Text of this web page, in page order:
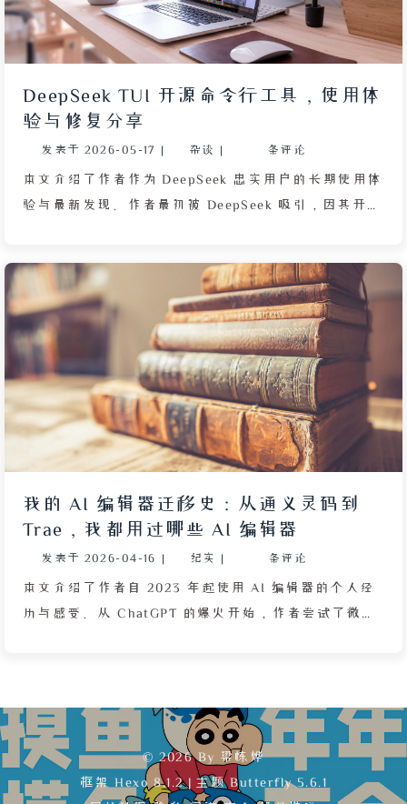
DeepSeek TUI 开源命令行工具，使用体
验与修复分享
发表于 2026-05-17 | 杂谈 | 条评论
本文介绍了作者作为 DeepSeek 忠实用户的长期使用体
验与最新发现。作者最初被 DeepSeek 吸引，因其开源
更为灵活。近期因 Trae 引入高价排队机制而放弃使
用，转而重新关注 iFlow CLI 但渴望更优的开源替代
品。在社交媒体上发现由非专业出身的开发者 Hunter
Bown 创建的 DeepSeek TUI，这是一款开源社区出品
的命令行 Agent 工具。安装通过 npm 一行命令完成，
初始化界面支持语言选择与 API Key 输入，默认使用
DeepSeek V4 Pro 并自动根据任务切换至 V4 Flash 以
节省成本。其左侧面板实时展示 AI 当前操作、错误信
进展。作者利用该工具解决了之前由同一模型在 iFlow
CLI 中编写的有问题的 PJAX 友链代码，实现了“自己
修复自己 Bug”的效果。最后作者计划用 DeepSeek
TUI 基于 SMTP 和 RSS 为静态网站搭建文章更新邮件
提醒功能，旨在提供更纯粹、不依赖第三方平台的订阅
我的 AI 编辑器迁移史：从通义灵码到
Trae，我都用过哪些 AI 编辑器
发表于 2026-04-16 | 纪实 | 条评论
本文介绍了作者自 2023 年起使用 AI 编辑器的个人经
历与感受。从 ChatGPT 的爆火开始，作者尝试了微软
程体验，同时尝试写博客并最终选择 Trae 作为主力编
辑器。文章还提及了 Trae 的 SOLO 模式、已合并的
iFlow CLI 等创新工具，对比了它们的稳定性、免费程
度与使用体验，分享了配置过程中的困难与个人偏好，
© 2026 By 梁栋烨
框架Hexo 8.1.2 | 主题Butterfly 5.6.1